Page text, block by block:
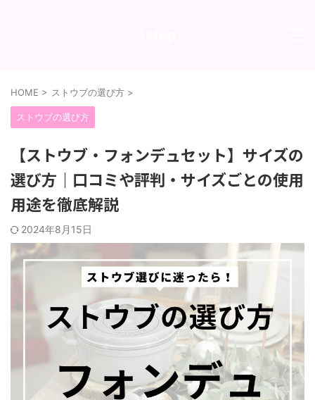
HOME > ストウブの選び方 >
ストウブの選び方
【ストウブ・フォンデュセット】サイズの
選び方｜口コミや評判・サイズごとの使用
用途を徹底解説
2024年8月15日